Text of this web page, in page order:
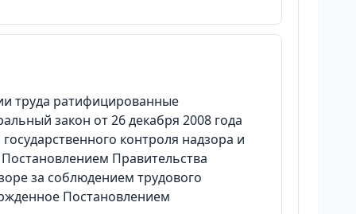
труда ратифицированные
закон от 26 декабря 2008 года
контроля надзора и
Правительства
за соблюдением трудового
Постановлением